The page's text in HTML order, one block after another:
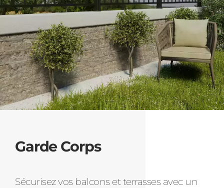
Garde Corps
Sécurisez vos balcons et terrasses avec un